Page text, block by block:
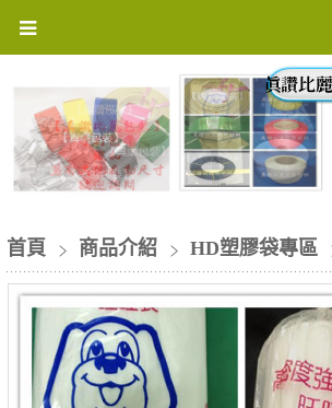
首頁 商品介紹 HD塑膠袋專區